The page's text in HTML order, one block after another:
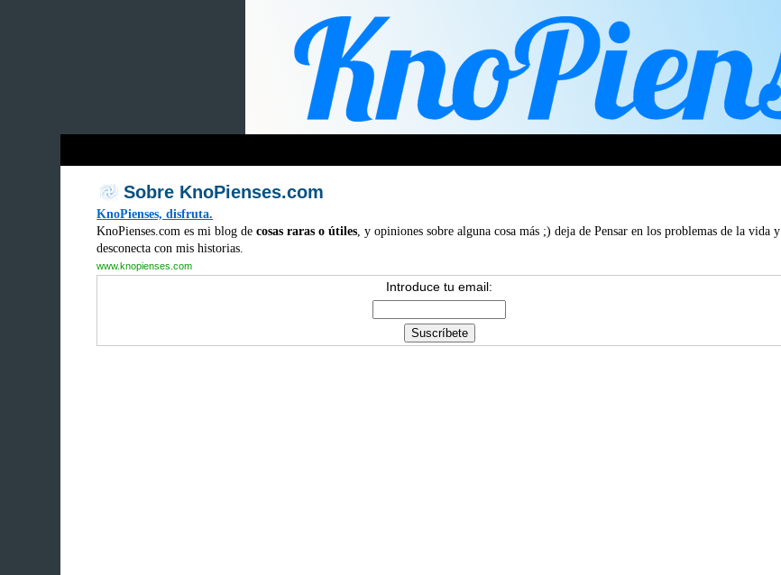
Sobre KnoPienses.com
KnoPienses, disfruta.
KnoPienses.com es mi blog decosas raras o útiles , y opiniones sobre alguna cosa más ;) deja de Pensar en los problemas de la vida y
desconecta con mis historias.
www.knopienses.com
Introduce tu email: